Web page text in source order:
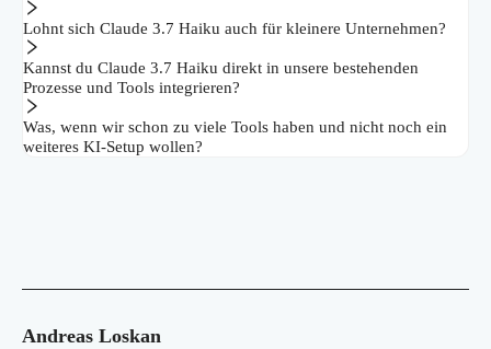
Lohnt sich Claude 3.7 Haiku auch für kleinere Unternehmen?
Kannst du Claude 3.7 Haiku direkt in unsere bestehenden
Prozesse und Tools integrieren?
Was, wenn wir schon zu viele Tools haben und nicht noch ein
weiteres KI-Setup wollen?
Andreas Loskan